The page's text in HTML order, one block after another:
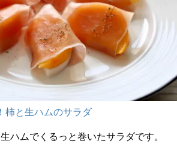
柿と生ハムのサラダ
ハムでくるっと巻いたサラダです。